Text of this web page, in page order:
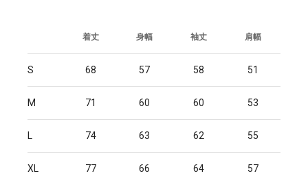
着丈 身幅 袖丈 肩幅
S 68 57 58 51
M 71 60 60 53
L 74 63 62 55
XL 77 66 64 57